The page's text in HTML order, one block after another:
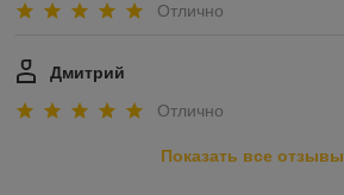
Отлично
Дмитрий
Отлично
Показать все отзывы